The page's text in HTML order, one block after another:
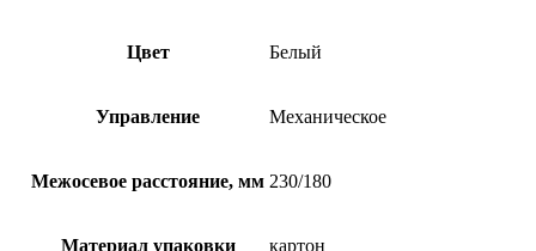
Цвет Белый
Управление Механическое
Межосевое расстояние, мм 230/180
Материал упаковки картон